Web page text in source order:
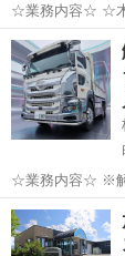
☆業務内容☆ ☆木造住宅、鉄骨住宅、コンクリートマンション、様々
な建物を解体するお仕事です！ ☆木
☆重機作業の手
等を仕様して解
北海道 札幌
☆業務内容☆ ※解体工.解体大型ダンプ、ノーマルダンプ、四トンユニ
ックオペレーター募集です ※建物を壊した
木造住宅内装解
す。 ※主に 機
北海道 札幌